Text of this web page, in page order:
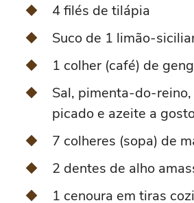
4 filés de tilápia
Suco de 1 limão-
1 colher (café) de
Sal, pimenta-do-
picado e azeite a
7 colheres (sopa) de
2 dentes de alho
1 cenoura em tiras